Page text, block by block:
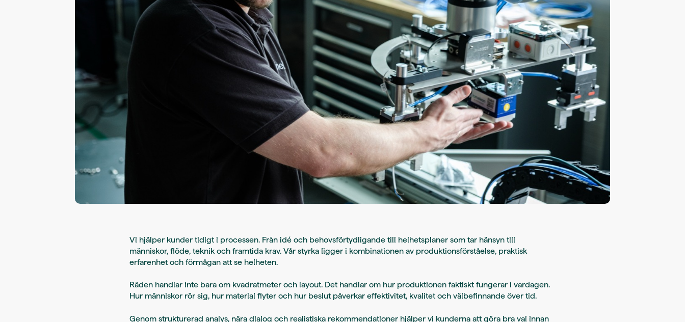
Vi hjälper kunder tidigt i processen. Från idé och behovsförtydligande till helhetsplaner som tar hänsyn till
människor, flöde, teknik och framtida krav. Vår styrka ligger i kombinationen av produktionsförståelse, praktisk
erfarenhet och förmågan att se helheten.
Råden handlar inte bara om kvadratmeter och layout. Det handlar om hur produktionen faktiskt fungerar i vardagen.
Hur människor rör sig, hur material flyter och hur beslut påverkar effektivitet, kvalitet och välbefinnande över tid.
Genom strukturerad analys, nära dialog och realistiska rekommendationer hjälper vi kunderna att göra bra val innan